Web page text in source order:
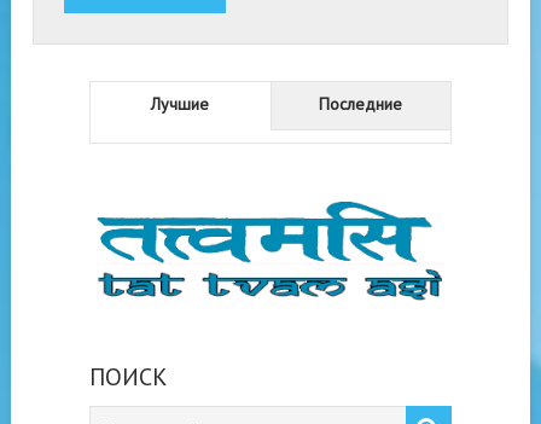
Лучшие Последние
ПОИСК